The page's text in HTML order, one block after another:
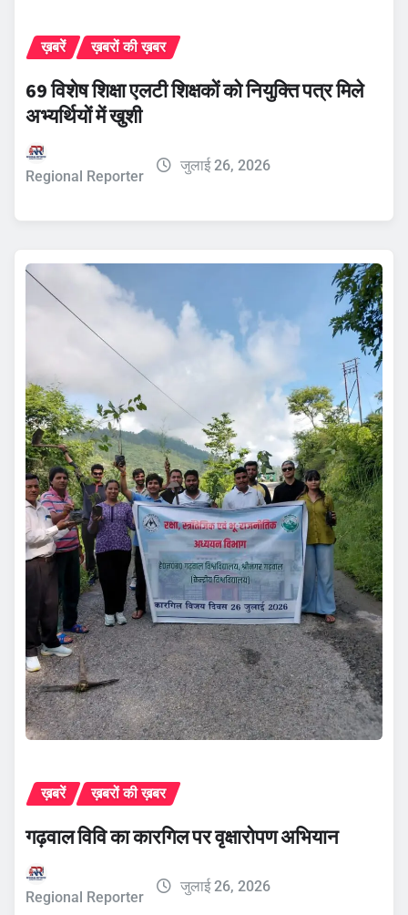
ख़बरें ख़बरों की ख़बर
69 विशेष शिक्षा एलटी शिक्षकों को नियुक्ति पत्र मिले
अभ्यर्थियों में खुशी
Regional Reporter
जुलाई 26, 2026
ख़बरें ख़बरों की ख़बर
गढ़वाल विवि का कारगिल पर वृक्षारोपण अभियान
Regional Reporter
जुलाई 26, 2026